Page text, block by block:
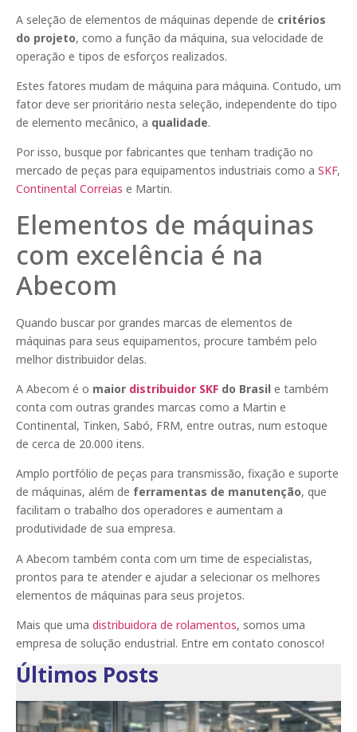
A seleção de elementos de máquinas depende de critérios
do projeto, como a função da máquina, sua velocidade de
operação e tipos de esforços realizados.
Estes fatores mudam de máquina para máquina. Contudo, um
fator deve ser prioritário nesta seleção, independente do tipo
de elemento mecânico, a qualidade.
Por isso, busque por fabricantes que tenham tradição no
mercado de peças para equipamentos industriais como a SKF,
Continental Correias e Martin.
Elementos de máquinas
com excelência é na
Abecom
Quando buscar por grandes marcas de elementos de
máquinas para seus equipamentos, procure também pelo
melhor distribuidor delas.
A Abecom é o maior distribuidor SKF do Brasil e também
conta com outras grandes marcas como a Martin e
Continental, Tinken, Sabó, FRM, entre outras, num estoque
de cerca de 20.000 itens.
Amplo portfólio de peças para transmissão, fixação e suporte
de máquinas, além de ferramentas de manutenção, que
facilitam o trabalho dos operadores e aumentam a
produtividade de sua empresa.
A Abecom também conta com um time de especialistas,
prontos para te atender e ajudar a selecionar os melhores
elementos de máquinas para seus projetos.
Mais que uma distribuidora de rolamentos, somos uma
empresa de solução endustrial. Entre em contato conosco!
Últimos Posts